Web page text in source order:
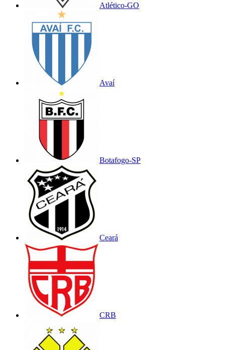
Atlético-GO
Avaí
Botafogo-SP
Ceará
CRB